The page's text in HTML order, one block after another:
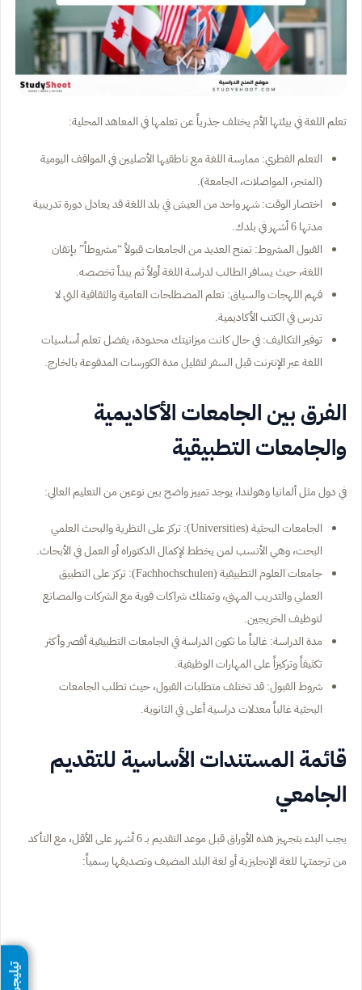
تعلم اللغة في بيئتها الأم يختلف جذرياً عن تعلمها في المعاهد المحلية:
التعلم الفطري: ممارسة اللغة مع ناطقيها الأصليين في المواقف اليومية
(المتجر، المواصلات، الجامعة).
اختصار الوقت: شهر واحد من العيش في بلد اللغة قد يعادل دورة تدريبية
مدتها 6 أشهر في بلدك.
القبول المشروط: تمنح العديد من الجامعات قبولاً “مشروطاً” بإتقان
اللغة، حيث يسافر الطالب لدراسة اللغة أولاً ثم يبدأ تخصصه.
فهم اللهجات والسياق: تعلم المصطلحات العامية والثقافية التي لا
تدرس في الكتب الأكاديمية.
توفير التكاليف: في حال كانت ميزانيتك محدودة، يفضل تعلم أساسيات
اللغة عبر الإنترنت قبل السفر لتقليل مدة الكورسات المدفوعة بالخارج.
الفرق بين الجامعات الأكاديمية
والجامعات التطبيقية
في دول مثل ألمانيا وهولندا، يوجد تمييز واضح بين نوعين من التعليم العالي:
الجامعات البحثية (Universities): تركز على النظرية والبحث العلمي
البحت، وهي الأنسب لمن يخطط لإكمال الدكتوراه أو العمل في الأبحاث.
جامعات العلوم التطبيقية (Fachhochschulen): تركز على التطبيق
العملي والتدريب المهني، وتمتلك شراكات قوية مع الشركات والمصانع
لتوظيف الخريجين.
مدة الدراسة: غالباً ما تكون الدراسة في الجامعات التطبيقية أقصر وأكثر
تكثيفاً وتركيزاً على المهارات الوظيفية.
شروط القبول: قد تختلف متطلبات القبول، حيث تطلب الجامعات
البحثية غالباً معدلات دراسية أعلى في الثانوية.
قائمة المستندات الأساسية للتقديم
الجامعي
يجب البدء بتجهيز هذه الأوراق قبل موعد التقديم بـ 6 أشهر على الأقل، مع التأكد
من ترجمتها للغة الإنجليزية أو لغة البلد المضيف وتصديقها رسمياً: